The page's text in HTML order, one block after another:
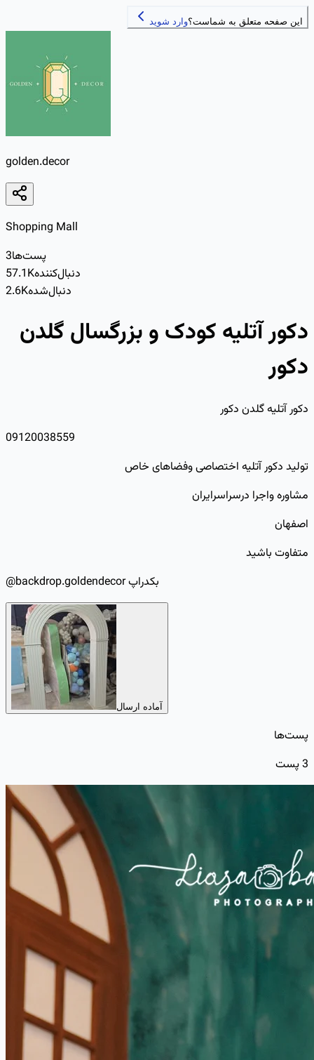
این صفحه متعلق به شماست؟وارد شوید
golden.decor
Shopping Mall
3پست‌ها
57.1Kدنبال‌کننده
2.6Kدنبال‌شده
دکور آتلیه کودک و بزرگسال گلدن
دکور
دکور آتلیه گلدن دکور
09120038559
تولید دکور آتلیه اختصاصی وفضاهای خاص
مشاوره واجرا درسراسرایران
اصفهان
متفاوت باشید
@backdrop.goldendecor بکدراپ
آماده ارسال
پست‌ها
3پست